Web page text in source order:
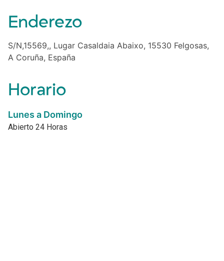
Enderezo
S/N,15569,, Lugar Casaldaia Abaixo, 15530 Felgosas,
A Coruña, España
Horario
Lunes a Domingo
Abierto 24 Horas